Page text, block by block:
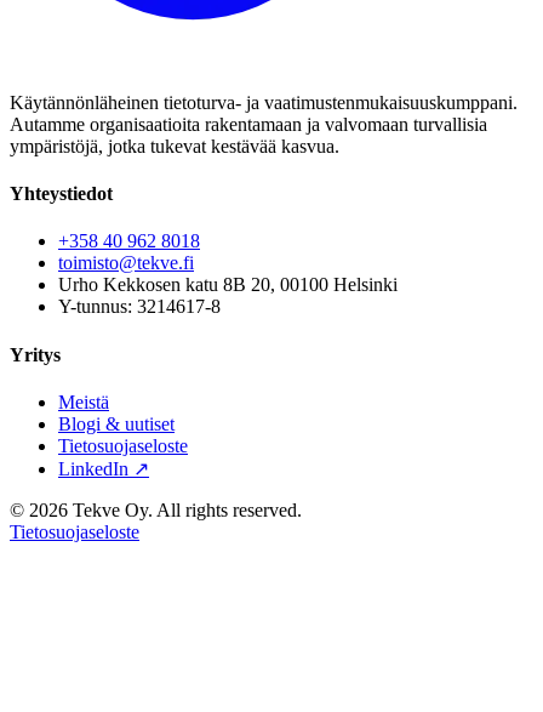
Käytännönläheinen tietoturva- ja vaatimustenmukaisuuskumppani.
Autamme organisaatioita rakentamaan ja valvomaan turvallisia
ympäristöjä, jotka tukevat kestävää kasvua.
Yhteystiedot
+358 40 962 8018
toimisto@tekve.fi
Urho Kekkosen katu 8B 20, 00100 Helsinki
Y-tunnus: 3214617-8
Yritys
Meistä
Blogi & uutiset
Tietosuojaseloste
LinkedIn ↗
© 2026 Tekve Oy. All rights reserved.
Tietosuojaseloste